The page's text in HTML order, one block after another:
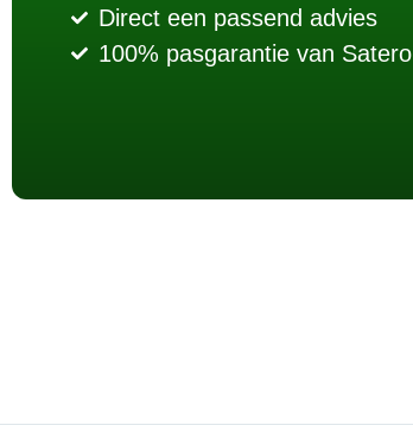
Direct een passend advies
100% pasgarantie van Satero